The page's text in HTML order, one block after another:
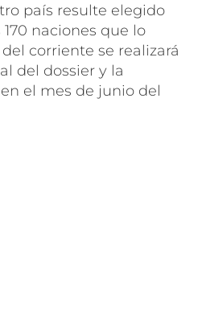
país resulte elegido
naciones que lo
corriente se realizará
del dossier y la
el mes de junio del